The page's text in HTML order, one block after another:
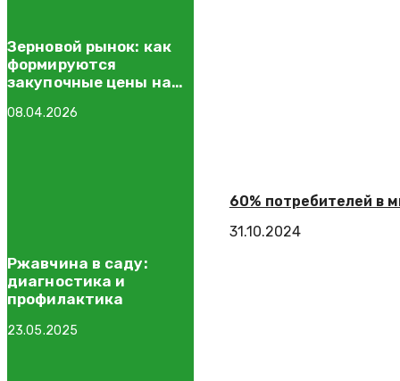
60% потребителей в
31.10.2024
Зерновой рынок: как
формируются
закупочные цены на
08.04.2026
Ржавчина в саду:
диагностика и
профилактика
23.05.2025